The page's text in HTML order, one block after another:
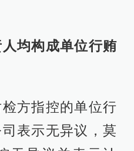
均构成单位行贿
方指控的单位行
表示无异议，莫